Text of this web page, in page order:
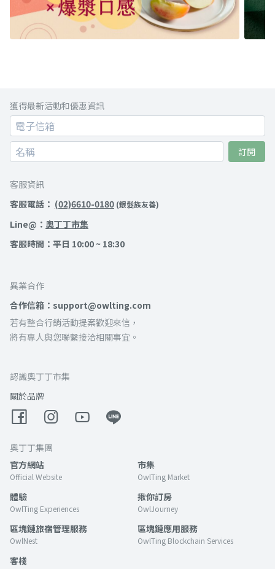
獲得最新活動和優惠資訊
訂閱
客服資訊
客服電話： (02)6610-0180 (銀髮族友善)
Line@： 奧丁丁市集
客服時間：平日 10:00 ~ 18:30
異業合作
合作信箱：support@owlting.com
若有整合行銷活動提案歡迎來信，
將有專人與您聯繫接洽相關事宜。
認識奧丁丁市集
關於品牌
奧丁丁集團
官方網站
Official Website
市集
OwlTing Market
體驗
OwlTing Experiences
揪你訂房
OwlJourney
區塊鏈旅宿管理服務
OwlNest
區塊鏈應用服務
OwlTing Blockchain Services
客棧